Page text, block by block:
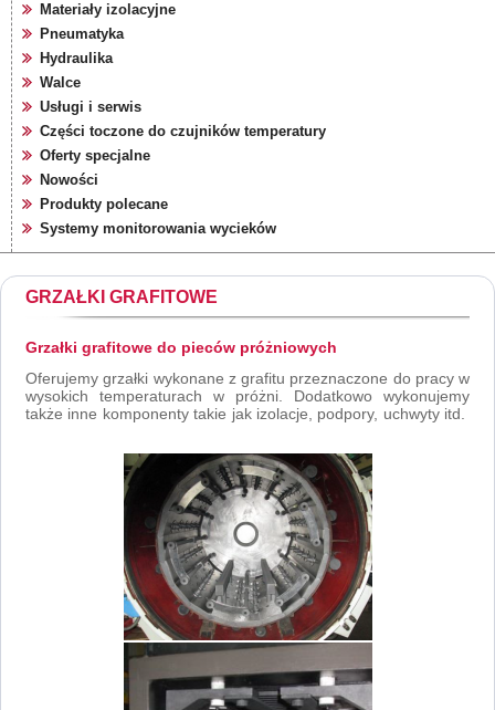
Materiały izolacyjne
Pneumatyka
Hydraulika
Walce
Usługi i serwis
Części toczone do czujników temperatury
Oferty specjalne
Nowości
Produkty polecane
Systemy monitorowania wycieków
GRZAŁKI GRAFITOWE
Grzałki grafitowe do pieców próżniowych
Oferujemy grzałki wykonane z grafitu przeznaczone do pracy w
wysokich temperaturach w próżni. Dodatkowo wykonujemy
także inne komponenty takie jak izolacje, podpory, uchwyty itd.